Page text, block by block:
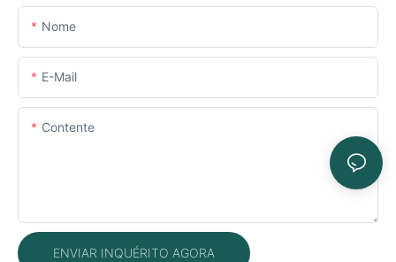
Nome
E-Mail
Contente
ENVIAR INQUÉRITO AGORA